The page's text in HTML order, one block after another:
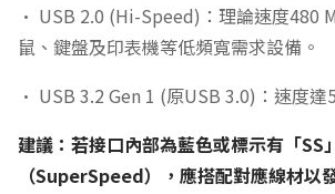
• USB 2.0 (Hi-Speed)：理論速度480
鼠、鍵盤及印表機等低頻寬需求設備。
• USB 3.2 Gen 1 (原USB 3.0)：速度達
建議：若接口內部為藍色或標示有「SS」
（SuperSpeed），應搭配對應線材以